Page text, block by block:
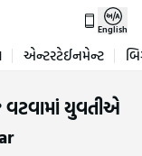
English
એન્ટરટેઈનમેન્ટ
વટવામાં યુવતીએ